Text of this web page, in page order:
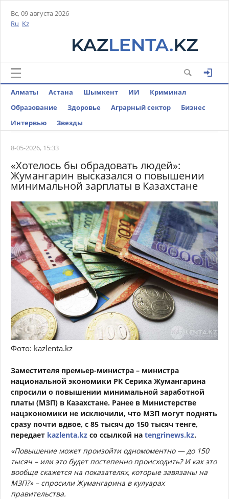
Вс, 09 августа 2026
Ru Kz
Алматы Астана Шымкент ИИ
Криминал
Образование
Здоровье Аграрный сектор
Бизнес
Интервью
Звезды
8-05-2026, 15:33
«Хотелось бы обрадовать людей»:
Жумангарин высказался о повышении
минимальной зарплаты в Казахстане
Фото: kazlenta.kz
Заместителя премьер-министра – министра
национальной экономики РК Серика Жумангарина
спросили о повышении минимальной заработной
платы (МЗП) в Казахстане. Ранее в Министерстве
нацэкономики не исключили, что МЗП могут поднять
сразу почти вдвое, с 85 тысяч до 150 тысяч тенге,
передает kazlenta.kz со ссылкой на tengrinews.kz.
«Повышение может произойти одномоментно — до 150
тысяч – или это будет постепенно происходить? И как это
вообще скажется на показателях, которые завязаны на
МЗП?» – спросили Жумангарина в кулуарах
правительства.